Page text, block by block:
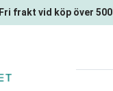
Fri frakt vid köp över 500